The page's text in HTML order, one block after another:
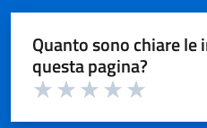
Quanto sono chiare
questa pagina?